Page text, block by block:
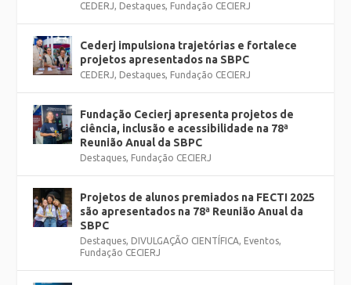
CEDERJ, Destaques, Fundação CECIERJ
Cederj impulsiona trajetórias e fortalece
projetos apresentados na SBPC
CEDERJ, Destaques, Fundação CECIERJ
Fundação Cecierj apresenta projetos de
ciência, inclusão e acessibilidade na 78ª
Reunião Anual da SBPC
Destaques, Fundação CECIERJ
Projetos de alunos premiados na FECTI 2025
são apresentados na 78ª Reunião Anual da
SBPC
Destaques, DIVULGAÇÃO CIENTÍFICA, Eventos,
Fundação CECIERJ